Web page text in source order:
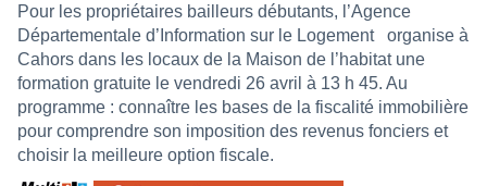
Pour les propriétaires bailleurs débutants, l’Agence
Départementale d’Information sur le Logement
organise à
Cahors dans les locaux de la Maison de l’habitat une
formation gratuite le vendredi 26 avril à 13 h 45. Au
programme : connaître les bases de la fiscalité immobilière
pour comprendre son imposition des revenus fonciers et
choisir la meilleure option fiscale.